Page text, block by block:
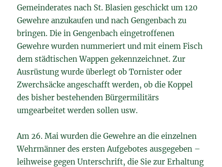
Gemeinderates nach St. Blasien geschickt um 120
Gewehre anzukaufen und nach Gengenbach zu
bringen. Die in Gengenbach eingetroffenen
Gewehre wurden nummeriert und mit einem Fisch
dem städtischen Wappen gekennzeichnet. Zur
Ausrüstung wurde überlegt ob Tornister oder
Zwerchsäcke angeschafft werden, ob die Koppel
des bisher bestehenden Bürgermilitärs
umgearbeitet werden sollen usw.
Am 26. Mai wurden die Gewehre an die einzelnen
Wehrmänner des ersten Aufgebotes ausgegeben –
leihweise gegen Unterschrift, die Sie zur Erhaltung